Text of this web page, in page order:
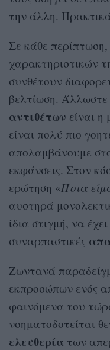
την άλλη.
Σε κάθε
χαρακτηριστικών
συνθέτουν
βελτίωση. Άλλωστε
αντιθέτων είναι
είναι πολύ πιο
απολαμβάνουμε
εκφάνσεις. Στον
ερώτηση «Ποια
αυστηρά
ίδια στιγμή, να έχει
συναρπαστικές
Ζωντανά
εκπροσώπων ενός
φαινόμενα του
νοηματοδοτείται
ελευθερία των